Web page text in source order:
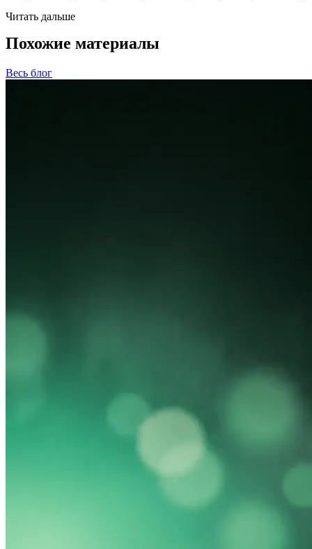
Читать дальше
Похожие материалы
Весь блог